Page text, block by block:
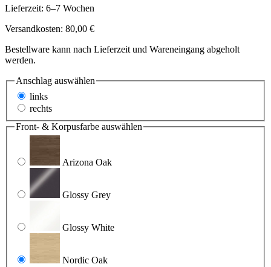
Lieferzeit: 6–7 Wochen
Versandkosten: 80,00 €
Bestellware kann nach Lieferzeit und Wareneingang abgeholt
werden.
Anschlag auswählen
links
rechts
Front- & Korpusfarbe auswählen
Arizona Oak
Glossy Grey
Glossy White
Nordic Oak